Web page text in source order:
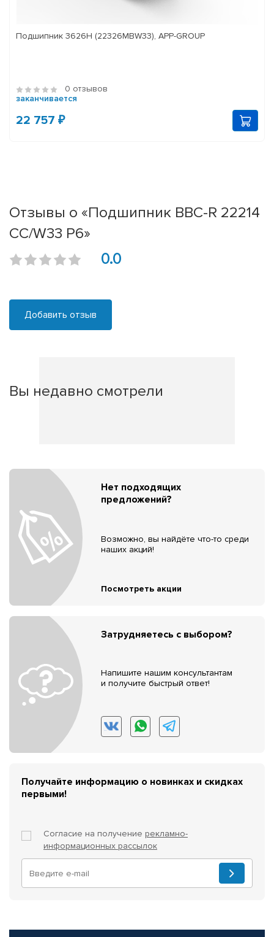
Подшипник 3626Н (22326MBW33), APP-GROUP
0 отзывов
заканчивается
22 757 ₽
Отзывы о «Подшипник BBC-R 22214
CC/W33 P6»
0.0
Добавить отзыв
Вы недавно смотрели
Нет подходящих
предложений?
Возможно, вы найдёте что-то среди
наших акций!
Посмотреть акции
Затрудняетесь с выбором?
Напишите нашим консультантам
и получите быстрый ответ!
Получайте информацию о новинках и скидках
первыми!
Согласие на получение рекламно-
информационных рассылок